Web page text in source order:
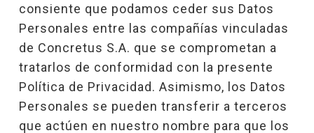
consiente que podamos ceder sus Datos
Personales entre las compañías vinculadas
de Concretus S.A. que se comprometan a
tratarlos de conformidad con la presente
Política de Privacidad. Asimismo, los Datos
Personales se pueden transferir a terceros
que actúen en nuestro nombre para que los